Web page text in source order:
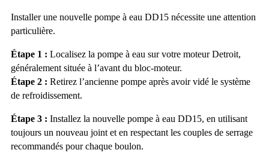
Installer une nouvelle pompe à eau DD15 nécessite une attention
particulière.
Étape 1 : Localisez la pompe à eau sur votre moteur Detroit,
généralement située à l’avant du bloc-moteur.
Étape 2 : Retirez l’ancienne pompe après avoir vidé le système
de refroidissement.
Étape 3 : Installez la nouvelle pompe à eau DD15, en utilisant
toujours un nouveau joint et en respectant les couples de serrage
recommandés pour chaque boulon.